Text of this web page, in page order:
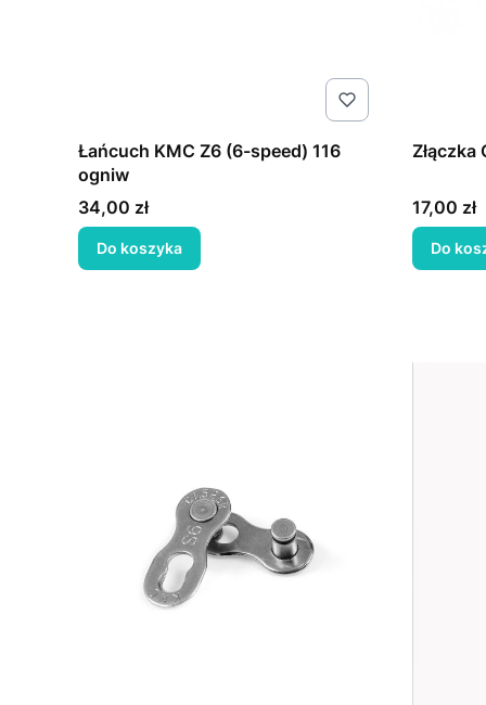
Łańcuch KMC Z6 (6-speed) 116
ogniw
Cena
34,00 zł
Do koszyka
Złączka
Cena
17,00 zł
Do